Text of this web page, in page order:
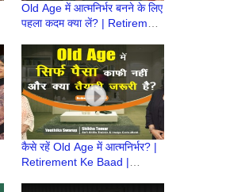
Old Age में आत्मनिर्भर बनने के लिए
पहला कदम क्या लें? | Retirement
Age की तैयारी
कैसे रहें Old Age में आत्मनिर्भर? |
Retirement Ke Baad |